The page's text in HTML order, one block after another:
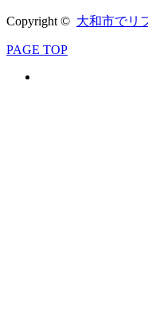
Copyright © 大和市でリ
PAGE TOP